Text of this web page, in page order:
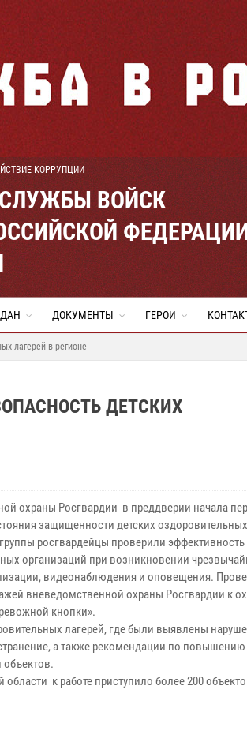
КОРРУПЦИИ
ВОЙСК
ДОКУМЕНТЫ ГЕРОИ
лагерей в регионе
ДЕТСКИХ
охраны Росгвардии в преддверии начала
защищенности детских
росгвардейцы проверили эффективность
организаций при возникновении
видеонаблюдения и оповещения.
вневедомственной охраны Росгвардии к
кнопки».
лагерей, где были выявлены
а также рекомендации по повышению
к работе приступило более 200